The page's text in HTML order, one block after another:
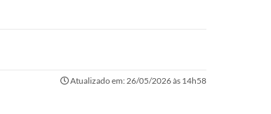
Atualizado em: 26/05/2026 às 14h58